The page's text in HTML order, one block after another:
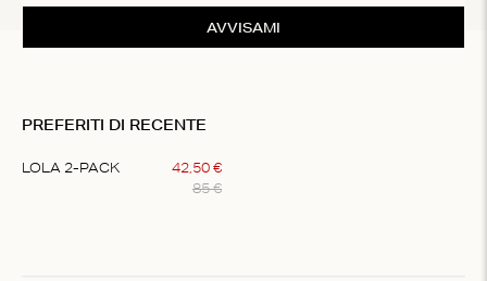
AVVISAMI
PREFERITI DI RECENTE
LOLA 2-PACK 42,50 €
85 €